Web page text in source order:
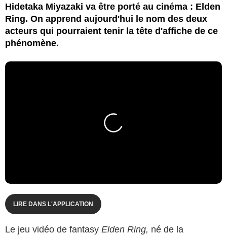
Hidetaka Miyazaki va être porté au cinéma : Elden
Ring. On apprend aujourd'hui le nom des deux
acteurs qui pourraient tenir la tête d'affiche de ce
phénomène.
LIRE DANS L'APPLICATION
Le jeu vidéo de fantasy Elden Ring, né de la